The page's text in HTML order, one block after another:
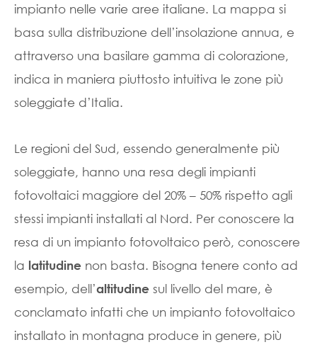
impianto nelle varie aree italiane. La mappa si
basa sulla distribuzione dell’insolazione annua, e
attraverso una basilare gamma di colorazione,
indica in maniera piuttosto intuitiva le zone più
soleggiate d’Italia.
Le regioni del Sud, essendo generalmente più
soleggiate, hanno una resa degli impianti
fotovoltaici maggiore del 20% – 50% rispetto agli
stessi impianti installati al Nord. Per conoscere la
resa di un impianto fotovoltaico però, conoscere
la latitudine non basta. Bisogna tenere conto ad
esempio, dell’altitudine sul livello del mare, è
conclamato infatti che un impianto fotovoltaico
installato in montagna produce in genere, più